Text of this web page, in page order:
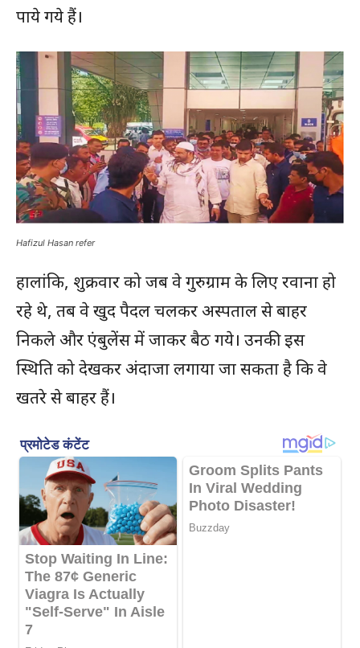
पाये गये हैं।
Hafizul Hasan refer
हालांकि, शुक्रवार को जब वे गुरुग्राम के लिए रवाना हो
रहे थे, तब वे खुद पैदल चलकर अस्पताल से बाहर
निकले और एंबुलेंस में जाकर बैठ गये। उनकी इस
स्थिति को देखकर अंदाजा लगाया जा सकता है कि वे
खतरे से बाहर हैं।